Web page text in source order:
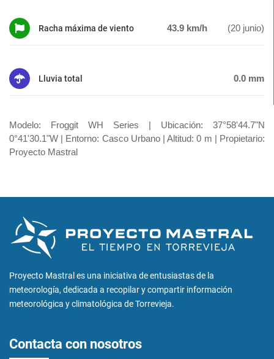
Racha máxima de viento 43.9 km/h (20 junio)
Lluvia total 0.0 mm
Modelo: Froggit WH Series | Ubicación: 37°58'44.7"N
0°41'30.1"W | Entorno: Casco Urbano | Altitud: 0 m | Propietario:
Proyecto Mastral
Proyecto Mastral es una iniciativa de entusiastas de la
meteorología, dedicada a recopilar y compartir información
meteorológica y climatológica de Torrevieja.
Contacta con nosotros